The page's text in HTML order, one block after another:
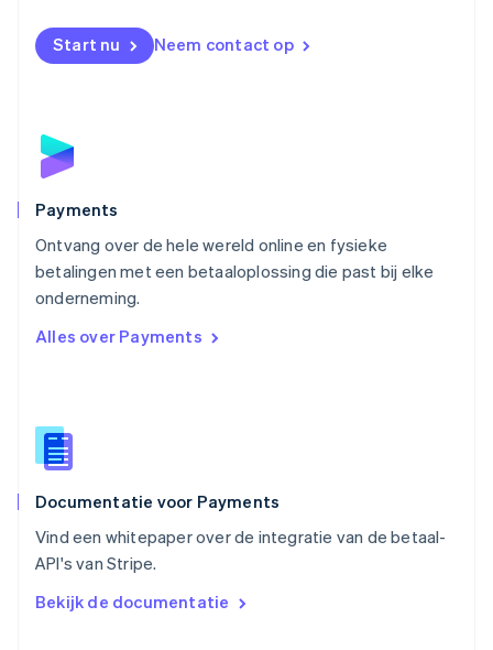
Start nu Neem contact op
Payments
Ontvang over de hele wereld online en fysieke
betalingen met een betaaloplossing die past bij elke
onderneming.
Alles over Payments
Documentatie voor Payments
Vind een whitepaper over de integratie van de betaal-
API's van Stripe.
Bekijk de documentatie
English
Noorwegen
Polen
English
Português
English
Singapore
English简体中文
EnglishItaliano
Español
Thailand
Tsjechië
Vasteland van China
简体中文English
English